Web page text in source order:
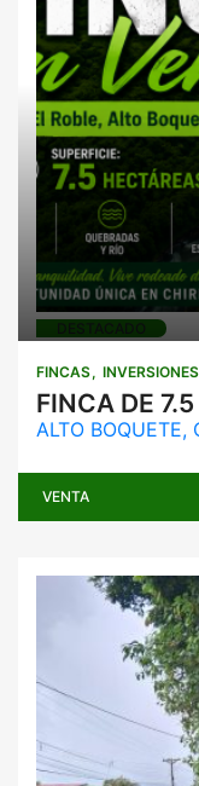
DESTACADO
FINCAS
FINCA DE
ALTO BOQUETE,
VENTA